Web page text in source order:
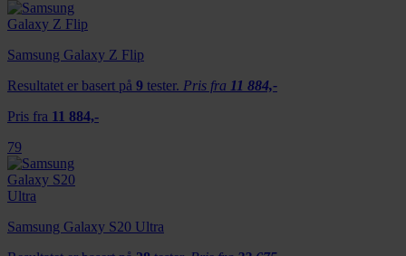
Samsung Galaxy Z Flip
Resultatet er basert på 9 tester. Pris fra 11 884,-
Pris fra 11 884,-
79
Samsung Galaxy S20 Ultra